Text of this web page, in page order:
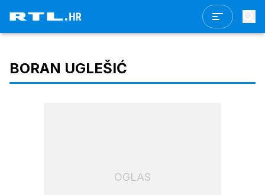
BORAN UGLEŠIĆ
OGLAS